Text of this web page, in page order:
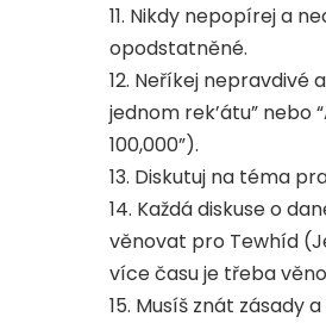
11. Nikdy nepopírej a
opodstatněné.
12. Neříkej
jednom rek’átu” nebo
100,000”).
13. Diskutuj na téma
14. Každá diskuse o
věnovat pro Tewhíd
více času je třeba
15. Musíš znát zásady